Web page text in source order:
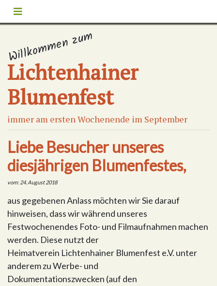
Willkommen zum
Lichtenhainer
Blumenfest
immer am ersten Wochenende im September
Liebe Besucher unseres
diesjährigen Blumenfestes,
vom: 24. August 2018
aus gegebenen Anlass möchten wir Sie darauf
hinweisen, dass wir während unseres
Festwochenendes Foto- und Filmaufnahmen machen
werden. Diese nutzt der
Heimatverein Lichtenhainer Blumenfest e.V. unter
anderem zu Werbe- und
Dokumentationszwecken (auf den